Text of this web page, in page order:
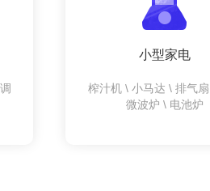
小型家电
榨汁机 \ 小马达 \ 排气
微波炉 \ 电池炉